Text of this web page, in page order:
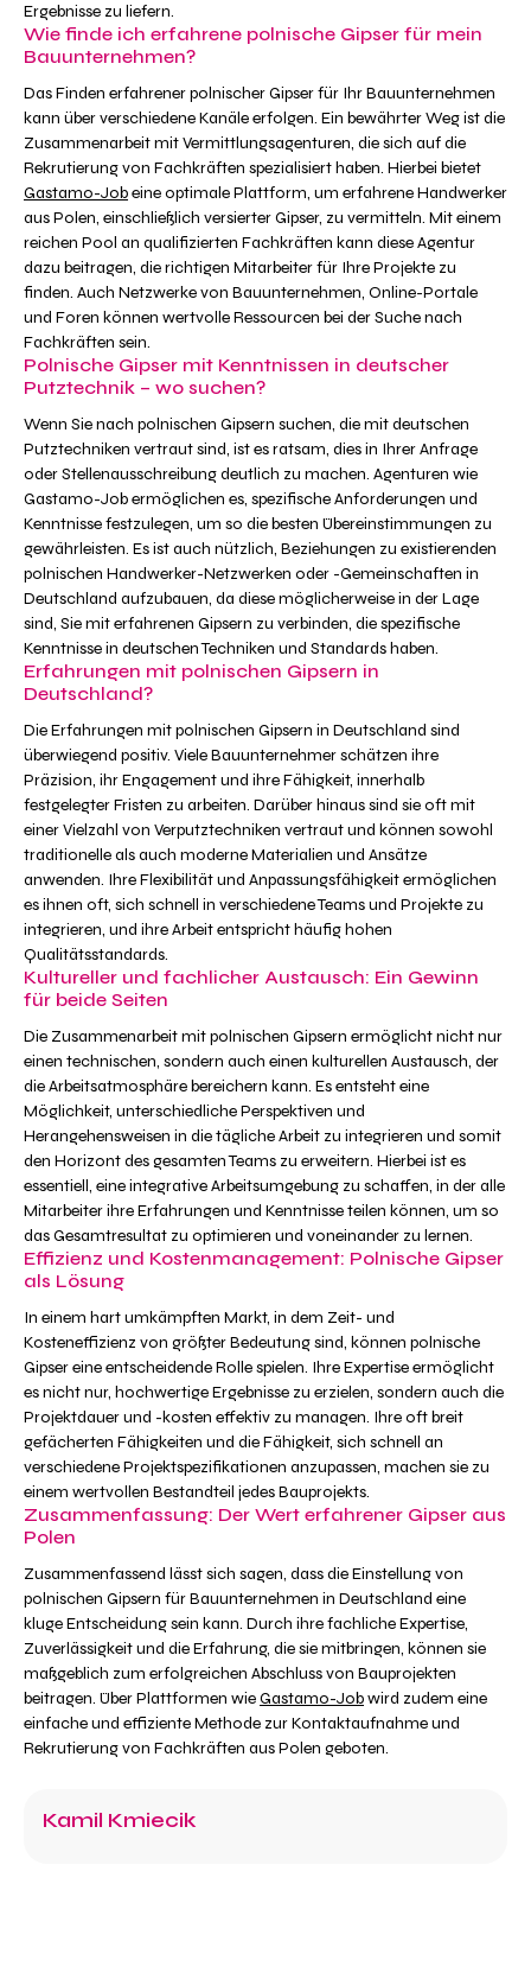
Ergebnisse zu liefern.
Wie finde ich erfahrene polnische Gipser für mein
Bauunternehmen?
Das Finden erfahrener polnischer Gipser für Ihr Bauunternehmen
kann über verschiedene Kanäle erfolgen. Ein bewährter Weg ist die
Zusammenarbeit mit Vermittlungsagenturen, die sich auf die
Rekrutierung von Fachkräften spezialisiert haben. Hierbei bietet
Gastamo-Jobeine optimale Plattform, um erfahrene Handwerker
aus Polen, einschließlich versierter Gipser, zu vermitteln. Mit einem
reichen Pool an qualifizierten Fachkräften kann diese Agentur
dazu beitragen, die richtigen Mitarbeiter für Ihre Projekte zu
finden. Auch Netzwerke von Bauunternehmen, Online-Portale
und Foren können wertvolle Ressourcen bei der Suche nach
Fachkräften sein.
Polnische Gipser mit Kenntnissen in deutscher
Putztechnik – wo suchen?
Wenn Sie nach polnischen Gipsern suchen, die mit deutschen
Putztechniken vertraut sind, ist es ratsam, dies in Ihrer Anfrage
oder Stellenausschreibung deutlich zu machen. Agenturen wie
Gastamo-Job ermöglichen es, spezifische Anforderungen und
Kenntnisse festzulegen, um so die besten Übereinstimmungen zu
gewährleisten. Es ist auch nützlich, Beziehungen zu existierenden
polnischen Handwerker-Netzwerken oder -Gemeinschaften in
Deutschland aufzubauen, da diese möglicherweise in der Lage
sind, Sie mit erfahrenen Gipsern zu verbinden, die spezifische
Kenntnisse in deutschen Techniken und Standards haben.
Erfahrungen mit polnischen Gipsern in
Deutschland?
Die Erfahrungen mit polnischen Gipsern in Deutschland sind
überwiegend positiv. Viele Bauunternehmer schätzen ihre
Präzision, ihr Engagement und ihre Fähigkeit, innerhalb
festgelegter Fristen zu arbeiten. Darüber hinaus sind sie oft mit
einer Vielzahl von Verputztechniken vertraut und können sowohl
traditionelle als auch moderne Materialien und Ansätze
anwenden. Ihre Flexibilität und Anpassungsfähigkeit ermöglichen
es ihnen oft, sich schnell in verschiedene Teams und Projekte zu
integrieren, und ihre Arbeit entspricht häufig hohen
Qualitätsstandards.
Kultureller und fachlicher Austausch: Ein Gewinn
für beide Seiten
Die Zusammenarbeit mit polnischen Gipsern ermöglicht nicht nur
einen technischen, sondern auch einen kulturellen Austausch, der
die Arbeitsatmosphäre bereichern kann. Es entsteht eine
Möglichkeit, unterschiedliche Perspektiven und
Herangehensweisen in die tägliche Arbeit zu integrieren und somit
den Horizont des gesamten Teams zu erweitern. Hierbei ist es
essentiell, eine integrative Arbeitsumgebung zu schaffen, in der alle
Mitarbeiter ihre Erfahrungen und Kenntnisse teilen können, um so
das Gesamtresultat zu optimieren und voneinander zu lernen.
Effizienz und Kostenmanagement: Polnische Gipser
als Lösung
In einem hart umkämpften Markt, in dem Zeit- und
Kosteneffizienz von größter Bedeutung sind, können polnische
Gipser eine entscheidende Rolle spielen. Ihre Expertise ermöglicht
es nicht nur, hochwertige Ergebnisse zu erzielen, sondern auch die
Projektdauer und -kosten effektiv zu managen. Ihre oft breit
gefächerten Fähigkeiten und die Fähigkeit, sich schnell an
verschiedene Projektspezifikationen anzupassen, machen sie zu
einem wertvollen Bestandteil jedes Bauprojekts.
Zusammenfassung: Der Wert erfahrener Gipser aus
Polen
Zusammenfassend lässt sich sagen, dass die Einstellung von
polnischen Gipsern für Bauunternehmen in Deutschland eine
kluge Entscheidung sein kann. Durch ihre fachliche Expertise,
Zuverlässigkeit und die Erfahrung, die sie mitbringen, können sie
maßgeblich zum erfolgreichen Abschluss von Bauprojekten
beitragen. Über Plattformen wieGastamo-Jobwird zudem eine
einfache und effiziente Methode zur Kontaktaufnahme und
Rekrutierung von Fachkräften aus Polen geboten.
Kamil Kmiecik